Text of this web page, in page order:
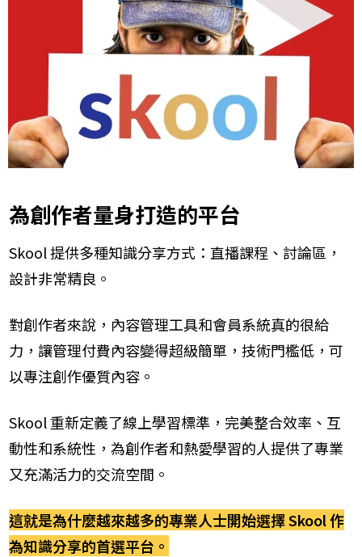
為創作者量身打造的平台
Skool 提供多種知識分享方式：直播課程、討論區，
設計非常精良。
對創作者來說，內容管理工具和會員系統真的很給
力，讓管理付費內容變得超級簡單，技術門檻低，可
以專注創作優質內容。
Skool 重新定義了線上學習標準，完美整合效率、互
動性和系統性，為創作者和熱愛學習的人提供了專業
又充滿活力的交流空間。
這就是為什麼越來越多的專業人士開始選擇 Skool 作
為知識分享的首選平台。